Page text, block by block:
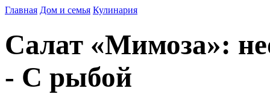
Главная Дом и семья Кулинария
Салат «Мимоза»:
- С рыбой